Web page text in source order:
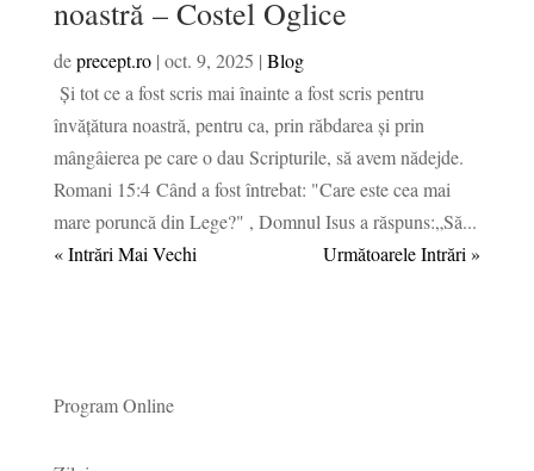
noastră – Costel Oglice
deprecept.ro| oct. 9, 2025 | Blog
Și tot ce a fost scris mai înainte a fost scris pentru
învățătura noastră, pentru ca, prin răbdarea și prin
mângâierea pe care o dau Scripturile, să avem nădejde.
Romani 15:4 Când a fost întrebat: "Care este cea mai
mare poruncă din Lege?" , Domnul Isus a răspuns:„Să...
« Intrări Mai Vechi
Următoarele Intrări »
Program Online